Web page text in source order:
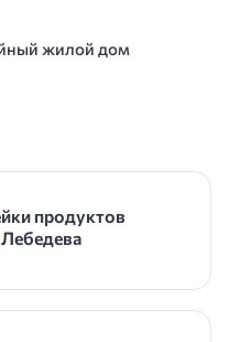
жилой дом
продуктов